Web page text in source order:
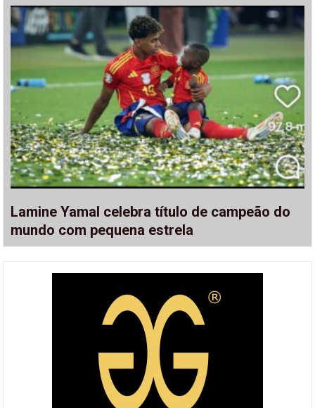
Lamine Yamal celebra título de campeão do
mundo com pequena estrela